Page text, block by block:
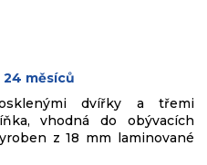
24 měsíců
dvířky a třemi
vhodná do obývacích
z 18 mm laminované